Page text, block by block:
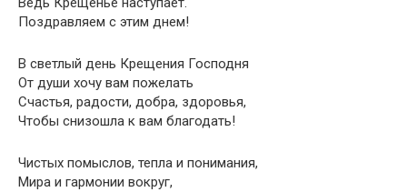
Поздравляем с этим днем!
В светлый день Крещения Господня
От души хочу вам пожелать
Счастья, радости, добра, здоровья,
Чтобы снизошла к вам благодать!
Чистых помыслов, тепла и понимания,
Мира и гармонии вокруг,